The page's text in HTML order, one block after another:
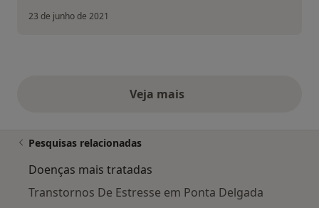
23 de junho de 2021
Veja maisopiniões acima
Pesquisas relacionadas
Doenças mais tratadas
Transtornos De Estresse em Ponta Delgada